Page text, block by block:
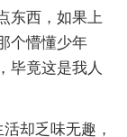
东西，如果上
个懵懂少年
毕竟这是我人
却乏味无趣，